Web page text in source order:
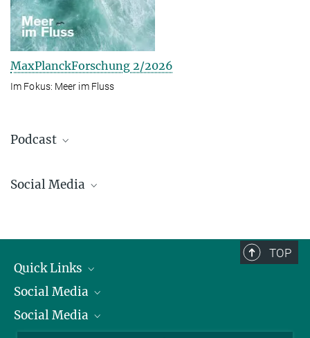
MaxPlanckForschung 2/2026
Im Fokus: Meer im Fluss
Podcast
Social Media
Mastodon
TikTok
Youtube
TOP
Quick Links
Präsident
Zahlen und Fakten
Social Media
Bluesky
Social Media